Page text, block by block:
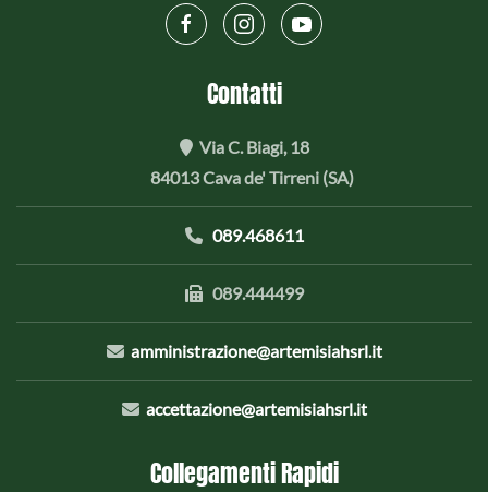
Contatti
Via C. Biagi, 18
84013 Cava de' Tirreni (SA)
089.468611
089.444499
amministrazione@artemisiahsrl.it
accettazione@artemisiahsrl.it
Collegamenti Rapidi